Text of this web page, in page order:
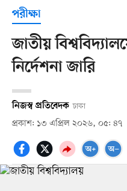
পরীক্ষা
জাতীয়
নির্দেশনা জারি
নিজস্ব প্রতিবেদক ঢাকা
প্রকাশ: ১৩ এপ্রিল ২০২৬, ০৫: ৪৭